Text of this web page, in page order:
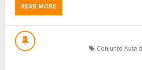
READ MOREABOUT
VACINAÇÃO
DE
Conjunto Auta